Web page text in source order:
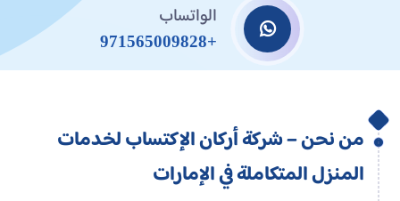
الواتساب
+971565009828
من نحن – شركة أركان الإكتساب لخدمات
المنزل المتكاملة في الإمارات